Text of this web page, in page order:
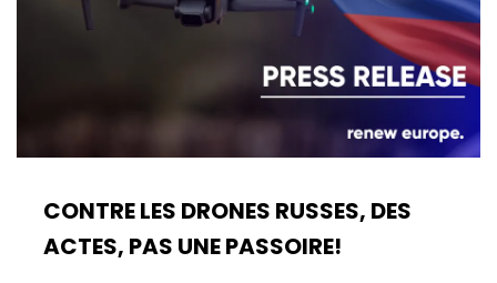
CONTRE LES DRONES RUSSES, DES
ACTES, PAS UNE PASSOIRE!